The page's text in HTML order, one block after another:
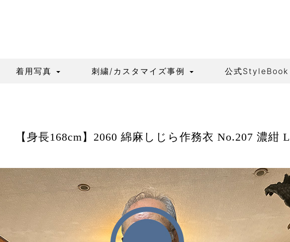
着用写真 刺繍/カスタマイズ事例 公式StyleBook
【身長168cm】2060 綿麻しじら作務衣 No.207 濃紺 L